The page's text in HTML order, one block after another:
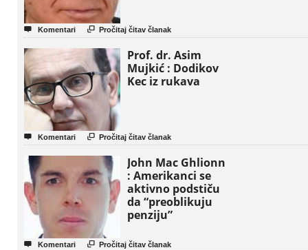
 Komentari  Pročitaj čitav članak
Prof. dr. Asim
Mujkić : Dodikov
Kec iz rukava
 Komentari  Pročitaj čitav članak
John Mac Ghlionn
: Amerikanci se
aktivno podstiču
da “preoblikuju
penziju”
 Komentari  Pročitaj čitav članak